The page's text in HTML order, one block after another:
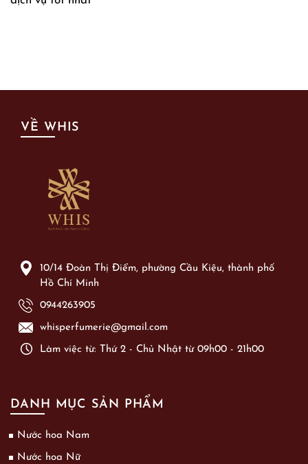
VỀ WHIS
10/14 Đoàn Thị Điểm, phường Cầu Kiệu, thành phố
Hồ Chí Minh
0944263905
whisperfumerie@gmail.com
Làm việc từ: Thứ 2 - Chủ Nhật từ 09h00 - 21h00
DANH MỤC SẢN PHẨM
Nước hoa Nam
Nước hoa Nữ